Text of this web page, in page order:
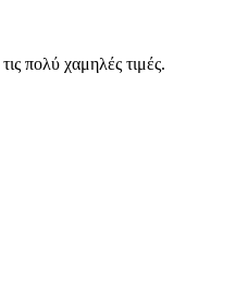
πολύ χαμηλές τιμές.